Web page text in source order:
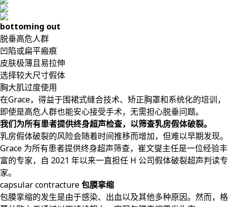
bottoming out
脱垂高危人群
凹陷或扁平瘢痕
皮肤极薄且易拉伸
选择较大尺寸假体
胸大肌过度使用
在Grace，得益于围裙式缝合技术、矫正胸罩和系统化的培训，
即使是高危人群也能安心接受手术，无需担心脱垂问题。
我们为所有患者提供终身超声检查，以筛查乳房假体破裂。
乳房假体破裂的风险会随着时间推移而增加，但难以早期发现。
Grace 为所有患者提供终身超声筛查，崔文燮主任是一位经验丰
富的专家，自 2021 年以来一直担任 H 公司假体破裂超声判读专
家。
capsular contracture包膜挛缩
包膜挛缩的发生是由于感染、出血以及其他多种原因。然而，格